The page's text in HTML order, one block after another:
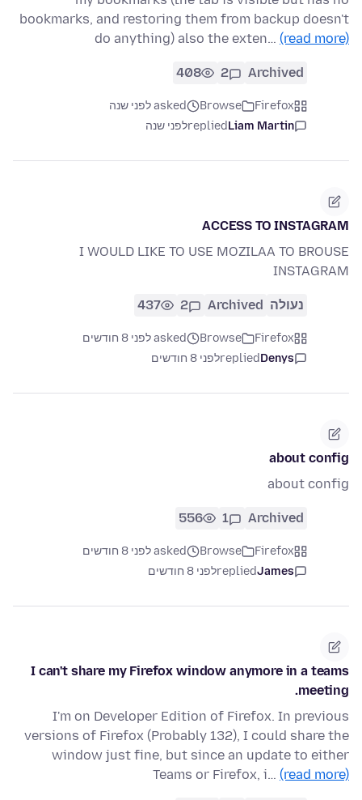
bookmarks, and restoring them from backup doesn't
do anything) also the exten… (read more)
Archived
2
408
Firefox
Browse
asked לפני שנה
Liam Martin
repliedלפני שנה
ACCESS TO INSTAGRAM
I WOULD LIKE TO USE MOZILAA TO BROUSE
INSTAGRAM
נעולה Archived
2
437
Firefox
Browse
asked לפני 8 חודשים
Denys
repliedלפני 8 חודשים
about config
about config
Archived
1
556
Firefox
Browse
asked לפני 8 חודשים
James
repliedלפני 8 חודשים
I can't share my Firefox window anymore in a teams
meeting.
I'm on Developer Edition of Firefox. In previous
versions of Firefox (Probably 132), I could share the
window just fine, but since an update to either
Teams or Firefox, i… (read more)